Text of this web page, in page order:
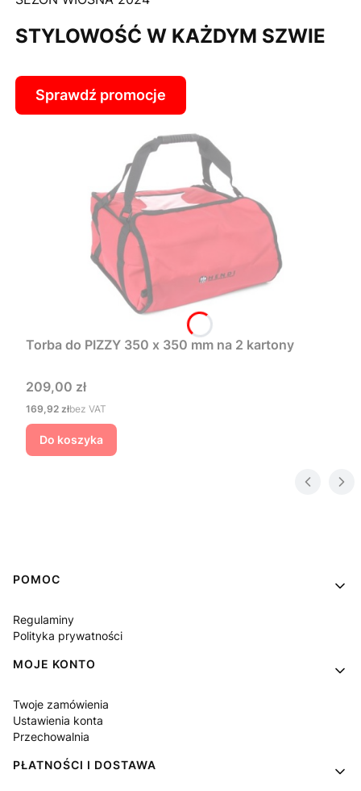
STYLOWOŚĆ W KAŻDYM SZWIE
Sprawdź promocje
Torba do PIZZY 350 x 350 mm na 2 kartony
Cena
209,00 zł
Cena
169,92 złbez VAT
Do koszyka
Linki w stopce
POMOC
Regulaminy
Polityka prywatności
MOJE KONTO
Twoje zamówienia
Ustawienia konta
Przechowalnia
PŁATNOŚCI I DOSTAWA